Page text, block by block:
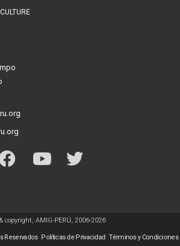
copyright; AMIG-PERÚ, 2006-2026
Reservados Políticas de Privacidad Términos y Condiciones